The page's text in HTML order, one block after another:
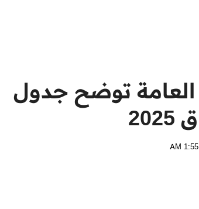
العامة توضح جدول